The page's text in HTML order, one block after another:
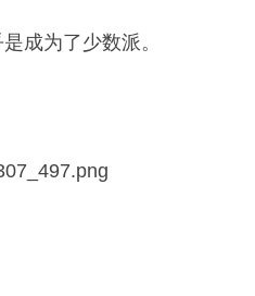
成为了少数派。